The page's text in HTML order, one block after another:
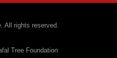
All rights reserved.
Tree Foundation